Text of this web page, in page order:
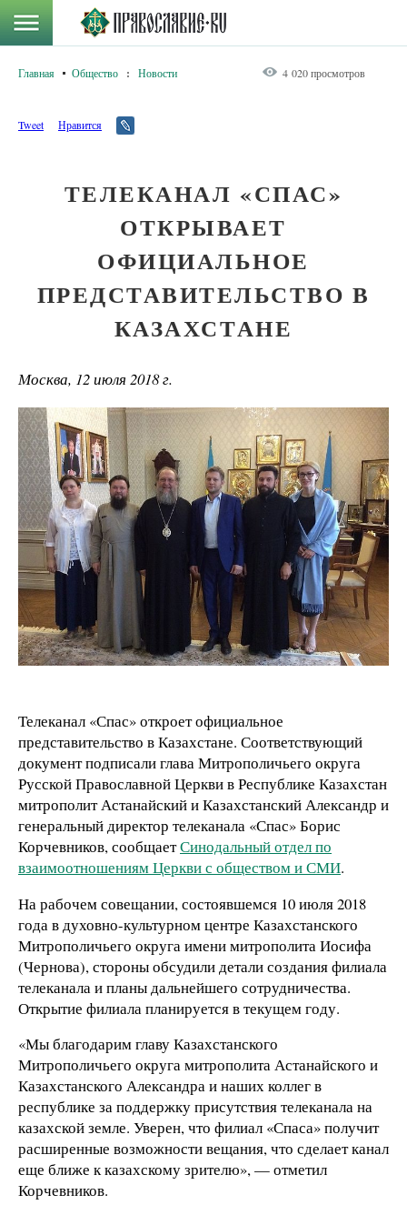
Главная Общество : Новости 4 020 просмотров
Tweet Нравится
ТЕЛЕКАНАЛ «СПАС»
ОТКРЫВАЕТ
ОФИЦИАЛЬНОЕ
ПРЕДСТАВИТЕЛЬСТВО В
КАЗАХСТАНЕ
Москва, 12 июля 2018 г.
Телеканал «Спас» откроет официальное
представительство в Казахстане. Соответствующий
документ подписали глава Митрополичьего округа
Русской Православной Церкви в Республике Казахстан
митрополит Астанайский и Казахстанский Александр и
генеральный директор телеканала «Спас» Борис
Корчевников, сообщаетСинодальный отдел по
взаимоотношениям Церкви с обществом и СМИ.
На рабочем совещании, состоявшемся 10 июля 2018
года в духовно-культурном центре Казахстанского
Митрополичьего округа имени митрополита Иосифа
(Чернова), стороны обсудили детали создания филиала
телеканала и планы дальнейшего сотрудничества.
Открытие филиала планируется в текущем году.
«Мы благодарим главу Казахстанского
Митрополичьего округа митрополита Астанайского и
Казахстанского Александра и наших коллег в
республике за поддержку присутствия телеканала на
казахской земле. Уверен, что филиал «Спаса» получит
расширенные возможности вещания, что сделает канал
еще ближе к казахскому зрителю», — отметил
Корчевников.